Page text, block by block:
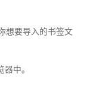
想要导入的书签文
中。